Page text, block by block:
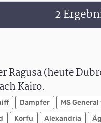
2
Ragusa (heute
Kairo.
Dampfer MS
Korfu Alexandria